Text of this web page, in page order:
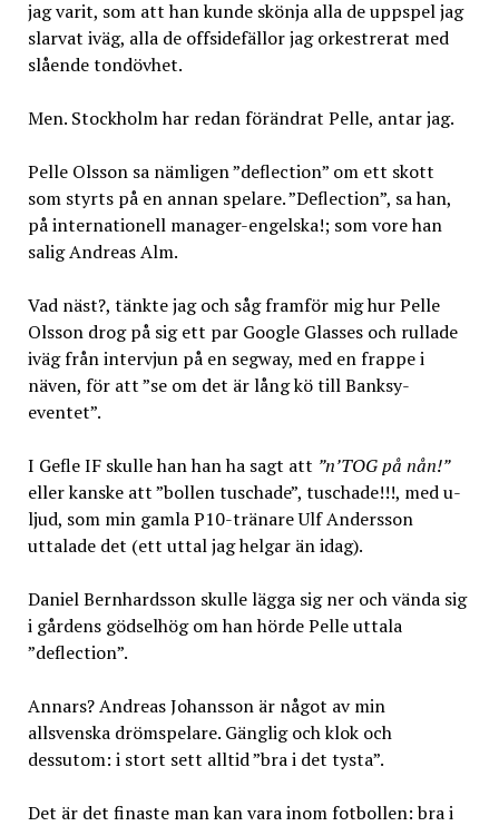
jag varit, som att han kunde skönja alla de uppspel jag
slarvat iväg, alla de offsidefällor jag orkestrerat med
slående tondövhet.
Men. Stockholm har redan förändrat Pelle, antar jag.
Pelle Olsson sa nämligen ”deflection” om ett skott
som styrts på en annan spelare. ”Deflection”, sa han,
på internationell manager-engelska!; som vore han
salig Andreas Alm.
Vad näst?, tänkte jag och såg framför mig hur Pelle
Olsson drog på sig ett par Google Glasses och rullade
iväg från intervjun på en segway, med en frappe i
näven, för att ”se om det är lång kö till Banksy-
eventet”.
I Gefle IF skulle han han ha sagt att ”n’TOG på nån!”
eller kanske att ”bollen tuschade”, tuschade!!!, med u-
ljud, som min gamla P10-tränare Ulf Andersson
uttalade det (ett uttal jag helgar än idag).
Daniel Bernhardsson skulle lägga sig ner och vända sig
i gårdens gödselhög om han hörde Pelle uttala
”deflection”.
Annars? Andreas Johansson är något av min
allsvenska drömspelare. Gänglig och klok och
dessutom: i stort sett alltid ”bra i det tysta”.
Det är det finaste man kan vara inom fotbollen: bra i